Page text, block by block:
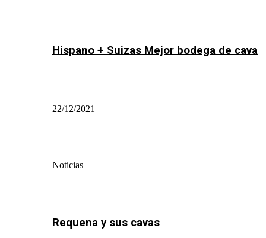
Hispano + Suizas Mejor bodega de cava
22/12/2021
Noticias
Requena y sus cavas